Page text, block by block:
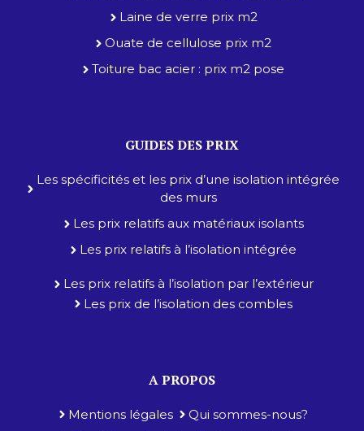
Laine de verre prix m2
Ouate de cellulose prix m2
Toiture bac acier : prix m2 pose
GUIDES DES PRIX
Les spécificités et les prix d’une isolation intégrée
des murs
Les prix relatifs aux matériaux isolants
Les prix relatifs à l’isolation intégrée
Les prix relatifs à l’isolation par l’extérieur
Les prix de l’isolation des combles
A PROPOS
Mentions légales
Qui sommes-nous?